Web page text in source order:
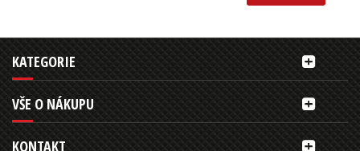
KATEGORIE
VŠE O NÁKUPU
KONTAKT